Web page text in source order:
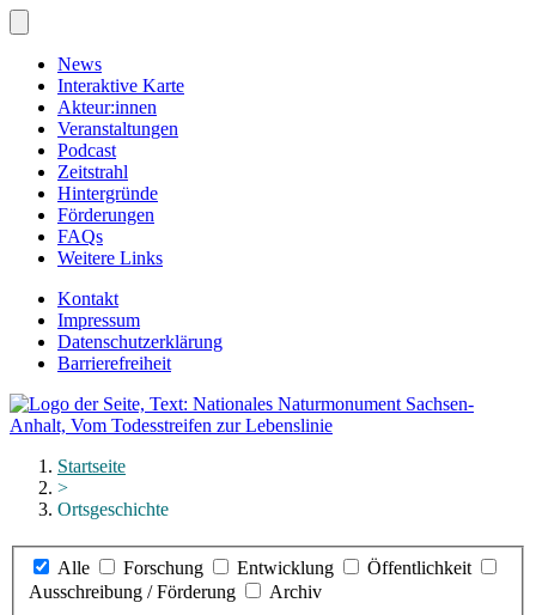
Zum
Hauptinhalt
springenNews
Interaktive Karte
Akteur:innen
Veranstaltungen
Podcast
Zeitstrahl
Hintergründe
Förderungen
FAQs
Weitere Links
Kontakt
Impressum
Datenschutzerklärung
Barrierefreiheit
Menü
schließen
Startseite
>
Ortsgeschichte
Alle Forschung Entwicklung
Öffentlichkeit
Ausschreibung / Förderung
Archiv